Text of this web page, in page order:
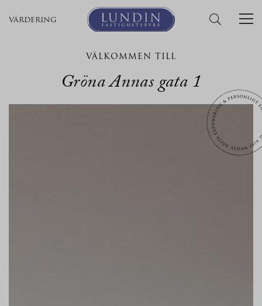
värdering
VÄLKOMMEN TILL
Gröna Annas gata 1